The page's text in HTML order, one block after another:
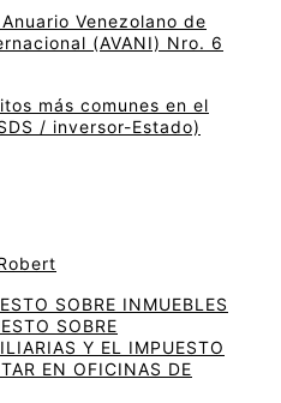
Venezolano de
(AVANI) Nro. 6
más comunes en el
/ inversor-Estado)
SOBRE INMUEBLES
SOBRE
Y EL IMPUESTO
EN OFICINAS DE